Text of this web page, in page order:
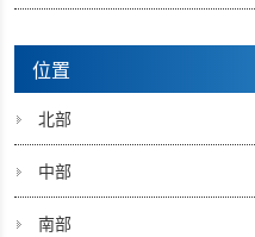
位置
北部
中部
南部